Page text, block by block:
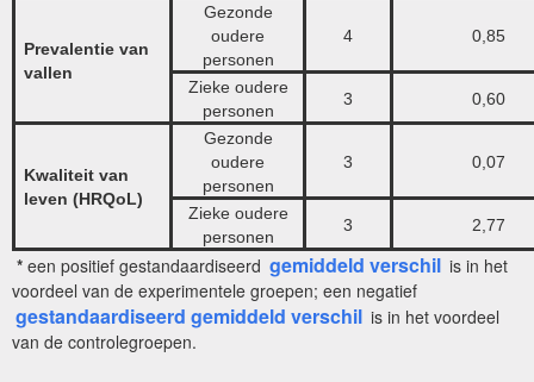
Prevalentie van
vallen
Gezonde
oudere
personen
4 0,85
Zieke oudere
personen
3 0,60
Kwaliteit van
leven (HRQoL)
Gezonde
oudere
personen
3 0,07
Zieke oudere
personen
3 2,77
* een positief gestandaardiseerd gemiddeld verschil is in het
voordeel van de experimentele groepen; een negatief
gestandaardiseerd gemiddeld verschil is in het voordeel
van de controlegroepen.